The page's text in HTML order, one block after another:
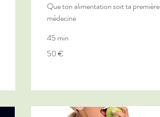
Que ton alimentation soit ta première
médecine
45 min
euros
50 €